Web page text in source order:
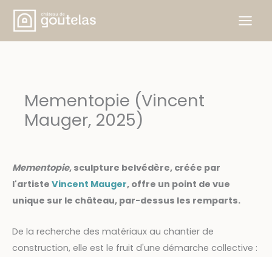
Skip
content
Mementopie (Vincent
Mauger, 2025)
Mementopie, sculpture belvédère, créée par
l'artiste Vincent Mauger, offre un point de vue
unique sur le château, par-dessus les remparts.
De la recherche des matériaux au chantier de
construction, elle est le fruit d'une démarche collective :